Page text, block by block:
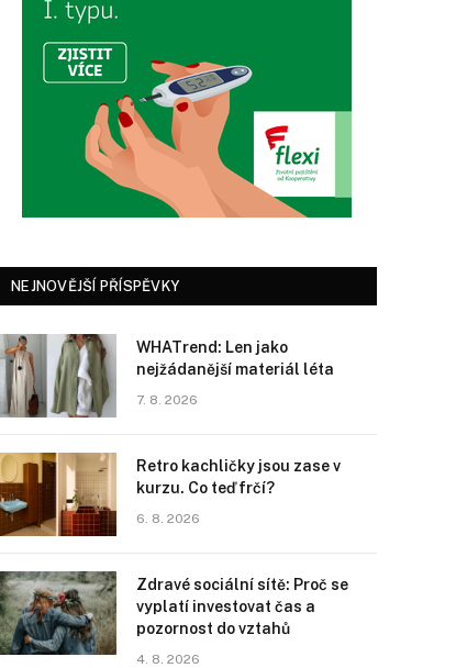
NEJNOVĚJŠÍ PŘÍSPĚVKY
WHATrend: Len jako
nejžádanější materiál léta
7. 8. 2026
Retro kachličky jsou zase v
kurzu. Co teď frčí?
6. 8. 2026
Zdravé sociální sítě: Proč se
vyplatí investovat čas a
pozornost do vztahů
4. 8. 2026